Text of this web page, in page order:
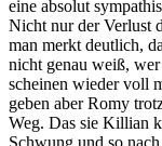
eine absolut
Nicht nur der Verlust
man merkt deutlich,
nicht genau weiß,
scheinen wieder voll
geben aber Romy
Weg. Das sie Killian